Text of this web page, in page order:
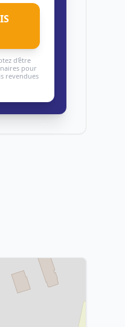
d'être
pour
revendues